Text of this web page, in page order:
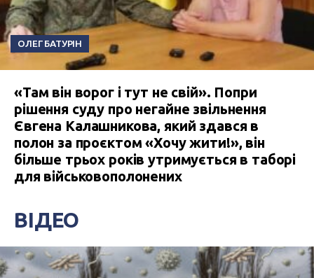
ОЛЕГ БАТУРІН
«Там він ворог і тут не свій». Попри
рішення суду про негайне звільнення
Євгена Калашникова, який здався в
полон за проєктом «Хочу жити!», він
більше трьох років утримується в таборі
для військовополонених
ВІДЕО